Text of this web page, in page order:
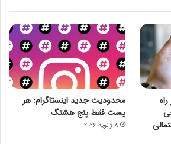
محدودیت جدید اینستاگرام: هر
پست فقط پنج هشتگ
8 ژانویه 2026